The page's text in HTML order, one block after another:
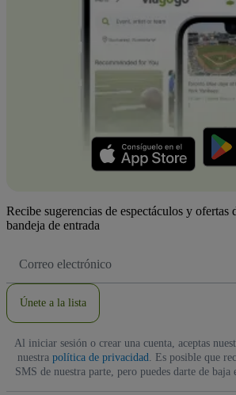
Recibe sugerencias de espectáculos y ofertas
bandeja de entrada
de
Únete a la lista
Al iniciar sesión o crear una cuenta, aceptas
nuestra política de privacidad. Es posible que
SMS de nuestra parte, pero puedes darte de